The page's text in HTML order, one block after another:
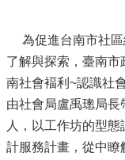
為促進台南市社區
了解與探索，臺南市
南社會褔利~認識社
由社會局盧禹璁局
人，以工作坊的型
計服務計畫，從中瞭